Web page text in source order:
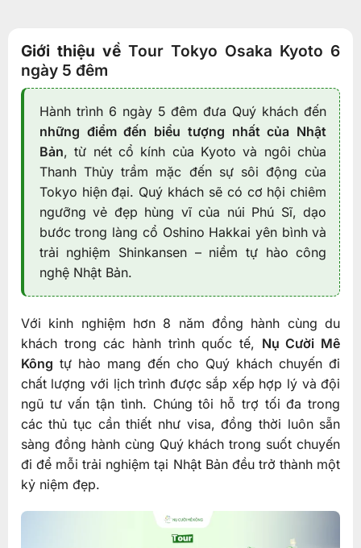
Giới thiệu vềTour Tokyo Osaka Kyoto 6
ngày 5 đêm
Hành trình 6 ngày 5 đêm đưa Quý khách đến
những điểm đến biểu tượng nhất của Nhật
Bản, từ nét cổ kính của Kyoto và ngôi chùa
Thanh Thủy trầm mặc đến sự sôi động của
Tokyo hiện đại. Quý khách sẽ có cơ hội chiêm
ngưỡng vẻ đẹp hùng vĩ của núi Phú Sĩ, dạo
bước trong làng cổ Oshino Hakkai yên bình và
trải nghiệm Shinkansen – niềm tự hào công
nghệ Nhật Bản.
Với kinh nghiệm hơn 8 năm đồng hành cùng du
khách trong các hành trình quốc tế, Nụ Cười Mê
Kông tự hào mang đến cho Quý khách chuyến đi
chất lượng với lịch trình được sắp xếp hợp lý và đội
ngũ tư vấn tận tình. Chúng tôi hỗ trợ tối đa trong
các thủ tục cần thiết như visa, đồng thời luôn sẵn
sàng đồng hành cùng Quý khách trong suốt chuyến
đi để mỗi trải nghiệm tại Nhật Bản đều trở thành một
kỷ niệm đẹp.